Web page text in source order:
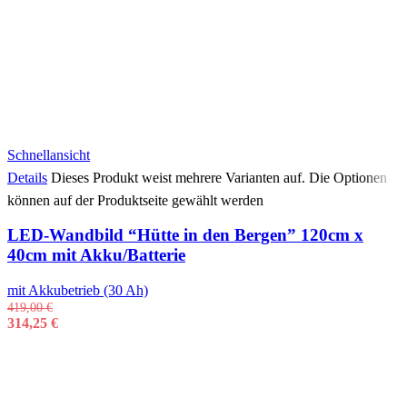
Schnellansicht
Details Dieses Produkt weist mehrere Varianten auf. Die Optionen
können auf der Produktseite gewählt werden
LED-Wandbild “Hütte in den Bergen” 120cm x
40cm mit Akku/Batterie
mit Akkubetrieb (30 Ah)
419,00€
314,25 €